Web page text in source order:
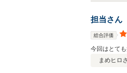
担当さん
総合評価
今回はとて
まめヒロ